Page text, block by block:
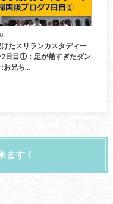
たスリランカスタディー
7日目①：足が熱すぎたダン
!お兄ち…
ます！